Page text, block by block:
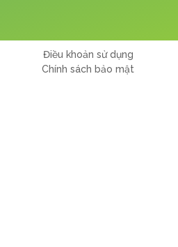
Điều khoản sử dụng
Chính sách bảo mật